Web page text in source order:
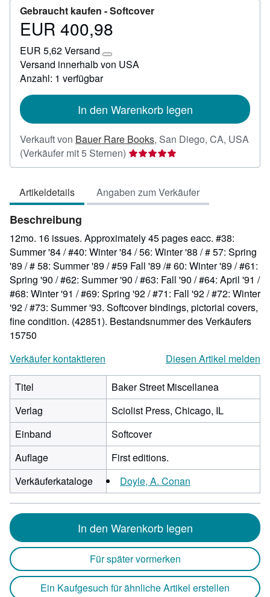
Gebraucht kaufen -Softcover
Preis
400,98
EUR 400,98
EUR 5,62 Versand
Weitere
Informationen
Versand innerhalb von USA
Anzahl: 1 verfügbar
In den Warenkorb legen
Verkauft von Bauer Rare Books, San Diego, CA, USA
(Verkäufer mit 5 Sternen) Verkäuferbewertung
5
5
Sternen
Artikeldetails Angaben zum Verkäufer
Beschreibung
12mo. 16 issues. Approximately 45 pages eacc. #38:
Summer '84 / #40: Winter '84 / 56: Winter '88 / # 57: Spring
'89 / # 58: Summer '89 / #59 Fall '89 /# 60: Winter '89 / #61:
Spring '90 / #62: Summer '90 / #63: Fall '90 / #64: April '91 /
#68: Winter '91 / #69: Spring '92 / #71: Fall '92 / #72: Winter
'92 / #73: Summer '93. Softcover bindings, pictorial covers,
fine condition. (42851). Bestandsnummer des Verkäufers
15750
Verkäufer kontaktieren
Diesen Artikel melden
Titel
Baker Street Miscellanea
Verlag
Sciolist Press, Chicago, IL
Einband
Softcover
Auflage
First editions.
Verkäuferkataloge
Doyle, A. Conan
In den Warenkorb legen
Für später vormerken
Ein Kaufgesuch für ähnliche Artikel erstellen